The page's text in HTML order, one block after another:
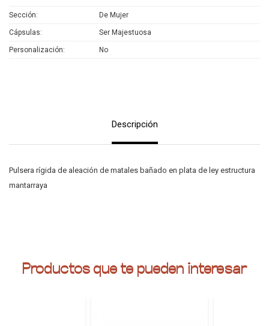
Sección De Mujer
Cápsulas Ser Majestuosa
Personalización No
Descripción
Pulsera rígida de aleación de matales bañado en plata de ley estructura
mantarraya
Productos que te pueden interesar